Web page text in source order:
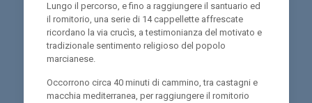
Lungo il percorso, e fino a raggiungere il santuario ed
il romitorio, una serie di 14 cappellette affrescate
ricordano la via crucìs, a testimonianza del motivato e
tradizionale sentimento religioso del popolo
marcianese.
Occorrono circa 40 minuti di cammino, tra castagni e
macchia mediterranea, per raggiungere il romitorio